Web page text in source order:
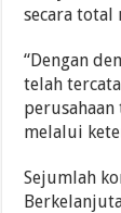
secara total
“Dengan
telah
melalui
Sejumlah